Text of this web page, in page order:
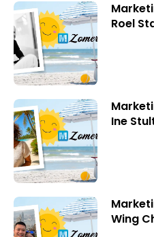
Roel
Ine
Wing